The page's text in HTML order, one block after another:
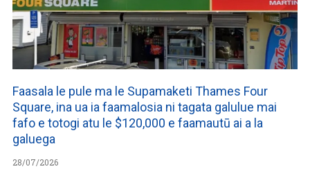
Faasala le pule ma le Supamaketi Thames Four
Square, ina ua ia faamalosia ni tagata galulue mai
fafo e totogi atu le $120,000 e faamautū ai a la
galuega
28/07/2026